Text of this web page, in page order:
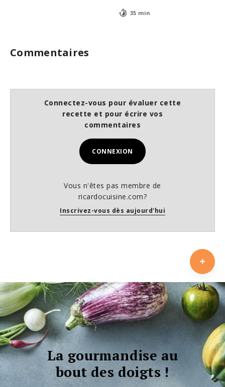
35 min
Commentaires
Connectez-vous pour évaluer cette
recette et pour écrire vos
commentaires
CONNEXION
Vous n'êtes pas membre de
ricardocuisine.com?
Inscrivez-vous dès aujourd'hui
La gourmandise au
bout des doigts !